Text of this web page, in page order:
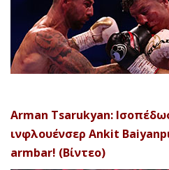
Arman Tsarukyan:
ινφλουένσερ Ankit
armbar! (Βίντεο)